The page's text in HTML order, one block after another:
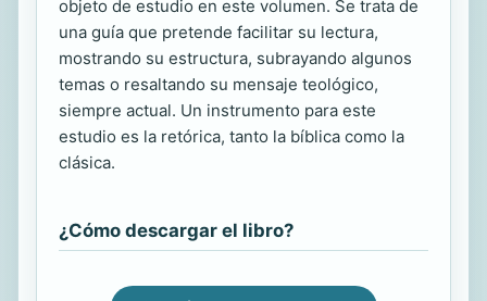
objeto de estudio en este volumen. Se trata de
una guía que pretende facilitar su lectura,
mostrando su estructura, subrayando algunos
temas o resaltando su mensaje teológico,
siempre actual. Un instrumento para este
estudio es la retórica, tanto la bíblica como la
clásica.
¿Cómo descargar el libro?